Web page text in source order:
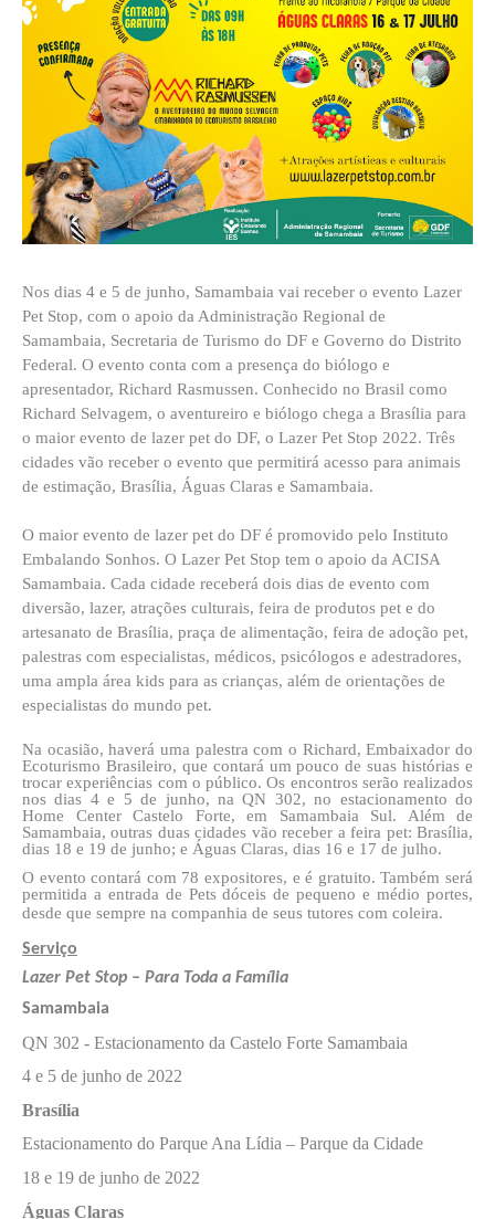
Nos dias 4 e 5 de junho, Samambaia vai receber o evento Lazer
Pet Stop, com o apoio da Administração Regional de
Samambaia, Secretaria de Turismo do DF e Governo do Distrito
Federal. O evento conta com a presença do biólogo e
apresentador, Richard Rasmussen. Conhecido no Brasil como
Richard Selvagem, o aventureiro e biólogo chega a Brasília para
o maior evento de lazer pet do DF, o Lazer Pet Stop 2022. Três
cidades vão receber o evento que permitirá acesso para animais
de estimação, Brasília, Águas Claras e Samambaia.
O maior evento de lazer pet do DF é promovido pelo Instituto
Embalando Sonhos. O Lazer Pet Stop tem o apoio da ACISA
Samambaia. Cada cidade receberá dois dias de evento com
diversão, lazer, atrações culturais, feira de produtos pet e do
artesanato de Brasília, praça de alimentação, feira de adoção pet,
palestras com especialistas, médicos, psicólogos e adestradores,
uma ampla área kids para as crianças, além de orientações de
especialistas do mundo pet.
Na ocasião, haverá uma palestra com o Richard, Embaixador do
Ecoturismo Brasileiro, que contará um pouco de suas histórias e
trocar experiências com o público. Os encontros serão realizados
nos dias 4 e 5 de junho, na QN 302, no estacionamento do
Home Center Castelo Forte, em Samambaia Sul. Além de
Samambaia, outras duas cidades vão receber a feira pet: Brasília,
dias 18 e 19 de junho; e Águas Claras, dias 16 e 17 de julho.
O evento contará com 78 expositores, e é gratuito. Também será
permitida a entrada de Pets dóceis de pequeno e médio portes,
desde que sempre na companhia de seus tutores com coleira.
Serviço
Lazer Pet Stop – Para Toda a Família
Samambaia
QN 302 - Estacionamento da Castelo Forte Samambaia
4 e 5 de junho de 2022
Brasília
Estacionamento do Parque Ana Lídia – Parque da Cidade
18 e 19 de junho de 2022
Águas Claras